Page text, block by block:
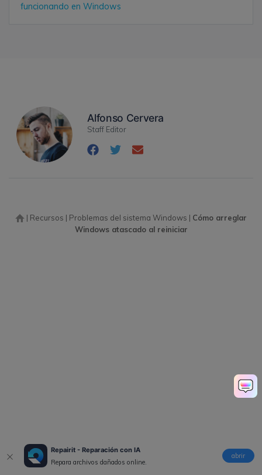
Repairit - Reparación con IA
Repara archivos dañados online.
abrir
funcionando en Windows
Alfonso Cervera
Staff Editor
| Recursos | Problemas del sistema Windows | Cómo arreglar
Windows atascado al reiniciar